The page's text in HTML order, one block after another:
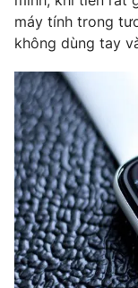
máy tính trong
không dùng tay